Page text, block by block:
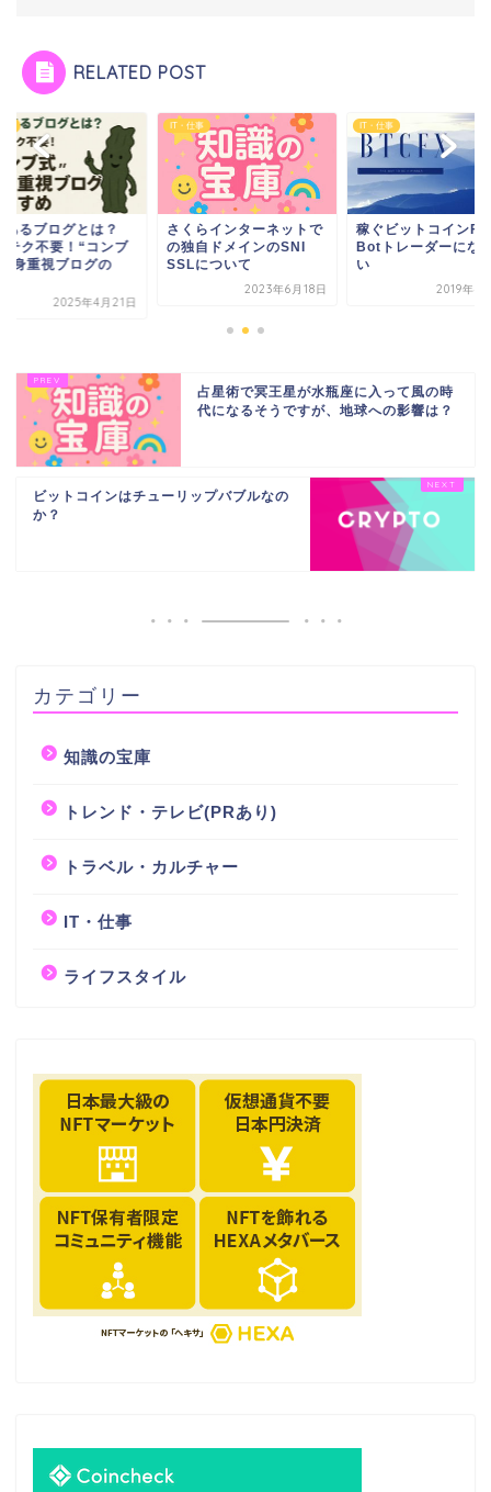
RELATED POST
らインターネットで
自ドメインのSNI
について
IT・仕事
稼ぐビットコインFX用
Botトレーダーになりた
い
2019年4月17日
IT・仕事
味のあるブログとは
SEOテク不要！“コ
式”中身重視ブログの
占星術で冥王星が水瓶座に入って風の時
代になるそうですが、地球への影響は？
ビットコインはチューリップバブルなの
か？
カテゴリー
知識の宝庫
トレンド・テレビ(PRあり)
トラベル・カルチャー
IT・仕事
ライフスタイル